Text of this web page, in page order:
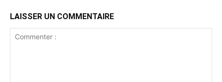
LAISSER UN COMMENTAIRE